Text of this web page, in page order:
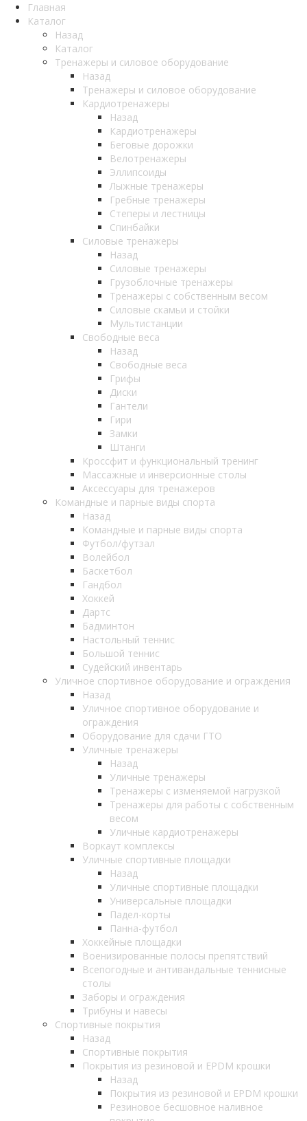
Главная
Каталог
Назад
Каталог
Тренажеры и силовое оборудование
Назад
Тренажеры и силовое оборудование
Кардиотренажеры
Назад
Кардиотренажеры
Беговые дорожки
Велотренажеры
Эллипсоиды
Лыжные тренажеры
Гребные тренажеры
Степеры и лестницы
Спинбайки
Силовые тренажеры
Назад
Силовые тренажеры
Грузоблочные тренажеры
Тренажеры с собственным весом
Силовые скамьи и стойки
Мультистанции
Свободные веса
Назад
Свободные веса
Грифы
Диски
Гантели
Гири
Замки
Штанги
Кроссфит и функциональный тренинг
Массажные и инверсионные столы
Аксессуары для тренажеров
Командные и парные виды спорта
Назад
Командные и парные виды спорта
Футбол/футзал
Волейбол
Баскетбол
Гандбол
Хоккей
Дартс
Бадминтон
Настольный теннис
Большой теннис
Судейский инвентарь
Уличное спортивное оборудование и ограждения
Назад
Уличное спортивное оборудование и
ограждения
Оборудование для сдачи ГТО
Уличные тренажеры
Назад
Уличные тренажеры
Тренажеры с изменяемой нагрузкой
Тренажеры для работы с собственным
весом
Уличные кардиотренажеры
Воркаут комплексы
Уличные спортивные площадки
Назад
Уличные спортивные площадки
Универсальные площадки
Падел-корты
Панна-футбол
Хоккейные площадки
Военизированные полосы препятствий
Всепогодные и антивандальные теннисные
столы
Заборы и ограждения
Трибуны и навесы
Спортивные покрытия
Назад
Спортивные покрытия
Покрытия из резиновой и EPDM крошки
Назад
Покрытия из резиновой и EPDM крошки
Резиновое бесшовное наливное